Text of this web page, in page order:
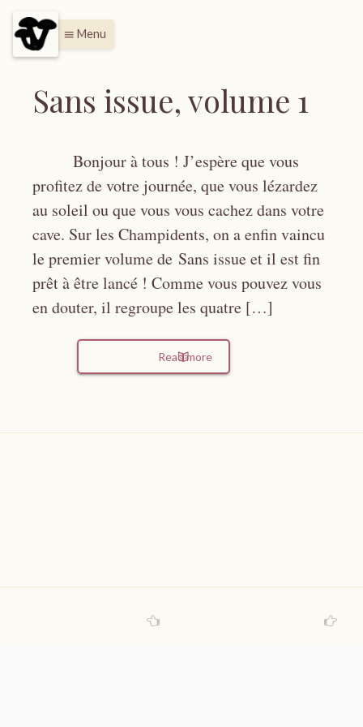
menu Menu
Sans issue, volume 1
Bonjour à tous ! J’espère que vous
profitez de votre journée, que vous lézardez
au soleil ou que vous vous cachez dans votre
cave. Sur les Champidents, on a enfin vaincu
le premier volume de Sans issue et il est fin
prêt à être lancé ! Comme vous pouvez vous
en douter, il regroupe les quatre […]
Read more